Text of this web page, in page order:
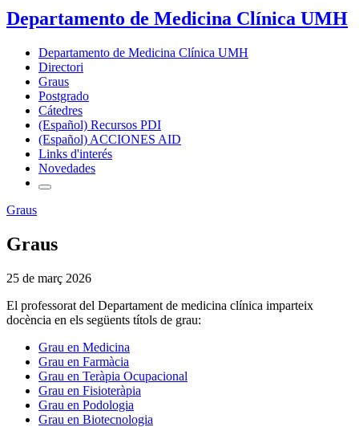
Departamento de Medicina Clínica UMH
Departamento de Medicina Clínica UMH
Directori
Graus
Postgrado
Cátedres
(Español) Recursos PDI
(Español) ACCIONES AID
Links d'interés
Novedades
Graus
Graus
25 de març 2026
El professorat del Departament de medicina clínica imparteix
docència en els següents títols de grau:
Grau en Medicina
Grau en Farmàcia
Grau en Teràpia Ocupacional
Grau en Fisioteràpia
Grau en Podologia
Grau en Biotecnologia